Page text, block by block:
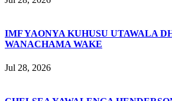
IMF YAONYA KUHUSU UTAWALA
WANACHAMA WAKE
Jul 28, 2026